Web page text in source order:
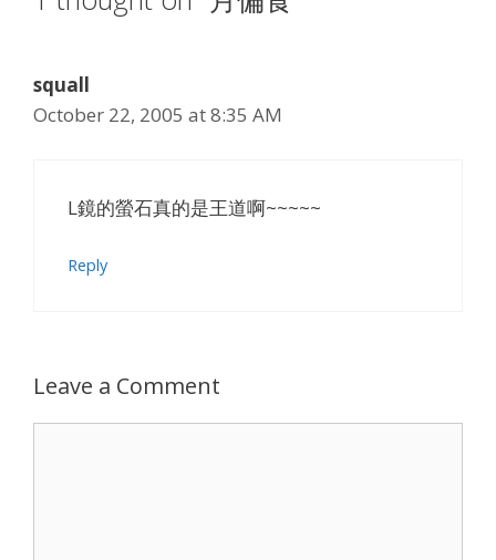
squall
October 22, 2005 at 8:35 AM
L鏡的螢石真的是王道啊~~~~~
Reply
Leave a Comment